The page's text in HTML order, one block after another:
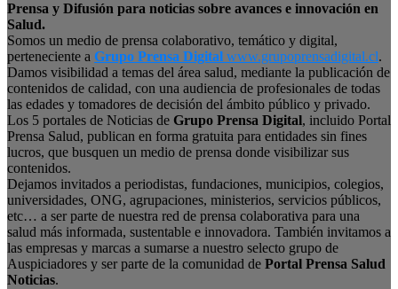
Prensa y Difusión para noticias sobre avances e innovación en
Salud.
Somos un medio de prensa colaborativo, temático y digital,
perteneciente a Grupo Prensa Digital www.grupoprensadigital.cl.
Damos visibilidad a temas del área salud, mediante la publicación de
contenidos de calidad, con una audiencia de profesionales de todas
las edades y tomadores de decisión del ámbito público y privado.
Los 5 portales de Noticias de Grupo Prensa Digital, incluido Portal
Prensa Salud, publican en forma gratuita para entidades sin fines
lucros, que busquen un medio de prensa donde visibilizar sus
contenidos.
Dejamos invitados a periodistas, fundaciones, municipios, colegios,
universidades, ONG, agrupaciones, ministerios, servicios públicos,
etc… a ser parte de nuestra red de prensa colaborativa para una
salud más informada, sustentable e innovadora. También invitamos a
las empresas y marcas a sumarse a nuestro selecto grupo de
Auspiciadores y ser parte de la comunidad de Portal Prensa Salud
Noticias.